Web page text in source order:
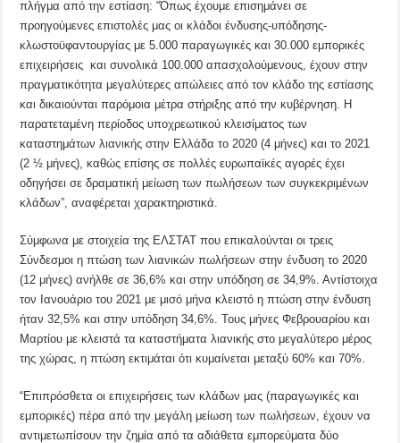
πλήγμα από την εστίαση: “Όπως έχουμε επισημάνει σε
προηγούμενες επιστολές μας οι κλάδοι ένδυσης-υπόδησης-
κλωστοϋφαντουργίας με 5.000 παραγωγικές και 30.000 εμπορικές
επιχειρήσεις και συνολικά 100.000 απασχολούμενους, έχουν στην
πραγματικότητα μεγαλύτερες απώλειες από τον κλάδο της εστίασης
και δικαιούνται παρόμοια μέτρα στήριξης από την κυβέρνηση. Η
παρατεταμένη περίοδος υποχρεωτικού κλεισίματος των
καταστημάτων λιανικής στην Ελλάδα το 2020 (4 μήνες) και το 2021
(2 ½ μήνες), καθώς επίσης σε πολλές ευρωπαϊκές αγορές έχει
οδηγήσει σε δραματική μείωση των πωλήσεων των συγκεκριμένων
κλάδων”, αναφέρεται χαρακτηριστικά.
Σύμφωνα με στοιχεία της ΕΛΣΤΑΤ που επικαλούνται οι τρεις
Σύνδεσμοι η πτώση των λιανικών πωλήσεων στην ένδυση το 2020
(12 μήνες) ανήλθε σε 36,6% και στην υπόδηση σε 34,9%. Αντίστοιχα
τον Ιανουάριο του 2021 με μισό μήνα κλειστό η πτώση στην ένδυση
ήταν 32,5% και στην υπόδηση 34,6%. Τους μήνες Φεβρουαρίου και
Μαρτίου με κλειστά τα καταστήματα λιανικής στο μεγαλύτερο μέρος
της χώρας, η πτώση εκτιμάται ότι κυμαίνεται μεταξύ 60% και 70%.
“Επιπρόσθετα οι επιχειρήσεις των κλάδων μας (παραγωγικές και
εμπορικές) πέρα από την μεγάλη μείωση των πωλήσεων, έχουν να
αντιμετωπίσουν την ζημία από τα αδιάθετα εμπορεύματα δύο